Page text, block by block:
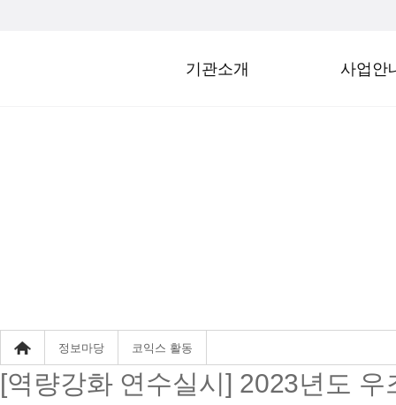
기관소개 사업안
정보마당 코익스 활동
[역량강화 연수실시] 2023년도